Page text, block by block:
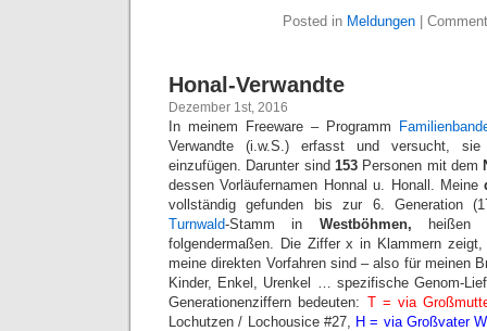
Posted in Meldungen
Honal-Verwandte
Dezember 1st, 2016
In meinem Freeware – Programm
Verwandte (i.w.S.) erfasst und versucht, sie
einzufügen. Darunter sind 153 Personen mit dem
dessen Vorläufernamen Honnal u. Honall. Meine
vollständig gefunden bis zur 6. Generation
Turnwald-Stamm in Westböhmen, heißen
folgendermaßen. Die Ziffer x in Klammern
meine direkten Vorfahren sind – also für meinen
Kinder, Enkel, Urenkel … spezifische Genom-
Generationenziffern bedeuten: T = via
Lochutzen / Lochousice #27, H = via Großvater